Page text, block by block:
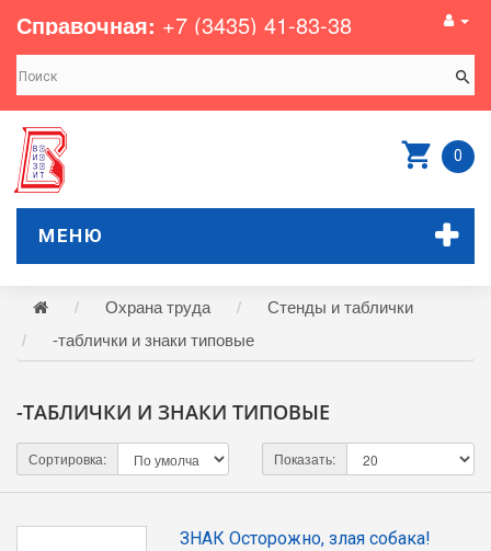
Справочная: +7 (3435) 41-83-38
0
МЕНЮ
Охрана труда
Стенды и таблички
-таблички и знаки типовые
-ТАБЛИЧКИ И ЗНАКИ ТИПОВЫЕ
Сортировка: Показать:
ЗНАК Осторожно, злая собака!